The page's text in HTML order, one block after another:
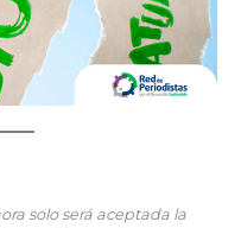
solo será aceptada la